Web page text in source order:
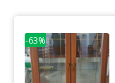
-63%